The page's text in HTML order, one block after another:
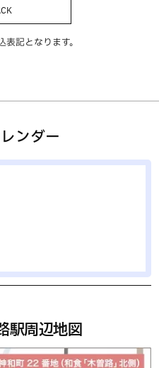
記となります。
ンダー
駅周辺地図